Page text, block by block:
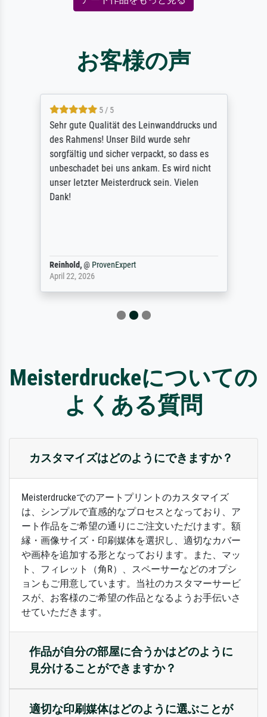
お客様の声
5 / 5
Sehr gute Qualität des Leinwanddrucks und
des Rahmens! Unser Bild wurde sehr
sorgfältig und sicher verpackt, so dass es
unbeschadet bei uns ankam. Es wird nicht
unser letzter Meisterdruck sein. Vielen
Dank!
Reinhold,@ ProvenExpert
April 22, 2026
Meisterdruckeについての
よくある質問
カスタマイズはどのようにできますか？
Meisterdruckeでのアートプリントのカスタマイズ
は、シンプルで直感的なプロセスとなっており、ア
ート作品をご希望の通りにご注文いただけます。額
縁・画像サイズ・印刷媒体を選択し、適切なカバー
や画枠を追加する形となっております。また、マッ
ト、フィレット（角R）、スペーサーなどのオプシ
ョンもご用意しています。当社のカスタマーサービ
スが、お客様のご希望の作品となるようお手伝いさ
せていただきます。
作品が自分の部屋に合うかはどのように
見分けることができますか？
適切な印刷媒体はどのように選ぶことが